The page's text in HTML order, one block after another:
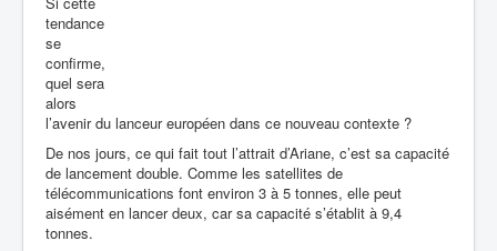
tendance
se
confirme,
quel sera
alors
l’avenir du lanceur européen dans ce nouveau contexte ?
De nos jours, ce qui fait tout l’attrait d’Ariane, c’est sa capacité
de lancement double. Comme les satellites de
télécommunications font environ 3 à 5 tonnes, elle peut
aisément en lancer deux, car sa capacité s’établit à 9,4
tonnes.